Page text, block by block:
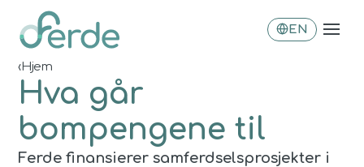
EN
‹Hjem
Hva går
bompengene til
Ferde finansierer samferdselsprosjekter i